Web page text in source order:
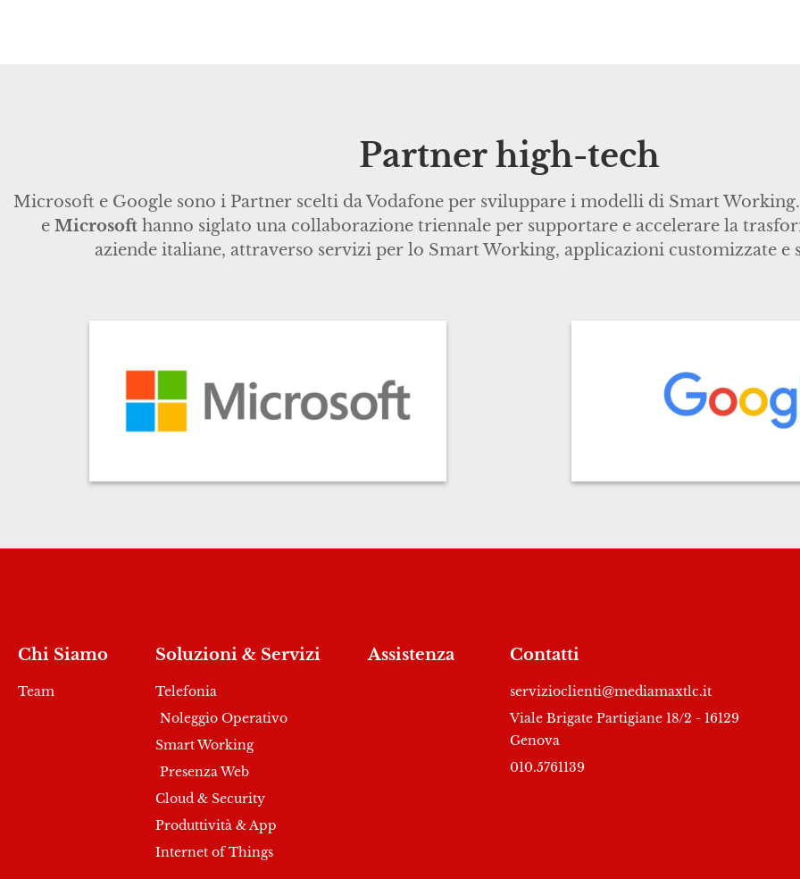
Partner high-tech
Microsoft e Google sono i Partner scelti da Vodafone per sviluppare i modelli di Smart
e Microsofthanno siglato una collaborazione triennale per supportare e accelerare la
aziende italiane, attraverso servizi per lo Smart Working, applicazioni customizzate e
Chi Siamo
Team
Soluzioni & Servizi
Telefonia
Noleggio Operativo
Smart Working
Presenza Web
Cloud & Security
Produttività & App
Internet of Things
Assistenza Contatti
servizioclienti@mediamaxtlc.it
Viale Brigate Partigiane 18/2 - 16129
Genova
010.5761139